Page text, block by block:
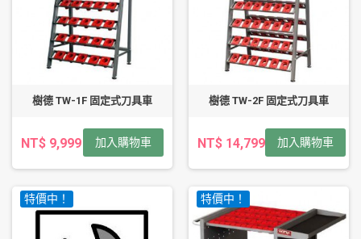
樹德 TW-1F 固定式刀具車
NT$ 9,999 加入購物車
樹德 TW-2F 固定式刀具車
NT$ 14,799 加入購物車
特價中！ 特價中！